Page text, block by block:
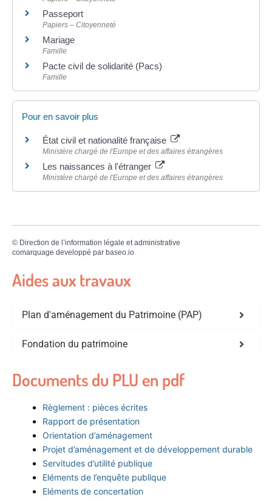
Passeport
Papiers – Citoyenneté
Mariage
Famille
Pacte civil de solidarité (Pacs)
Famille
Pour en savoir plus
État civil et nationalité française
Ministère chargé de l'Europe et des affaires étrangères
Les naissances à l'étranger
Ministère chargé de l'Europe et des affaires étrangères
© Direction de l’information légale et administrative
comarquage developpé par baseo.io
Aides aux travaux
Plan d'aménagement du Patrimoine (PAP)
Fondation du patrimoine
Documents du PLU en pdf
Règlement : pièces écrites
Rapport de présentation
Orientation d’aménagement
Projet d’aménagement et de développement durable
Servitudes d’utilité publique
Eléments de l’enquête publique
Eléments de concertation